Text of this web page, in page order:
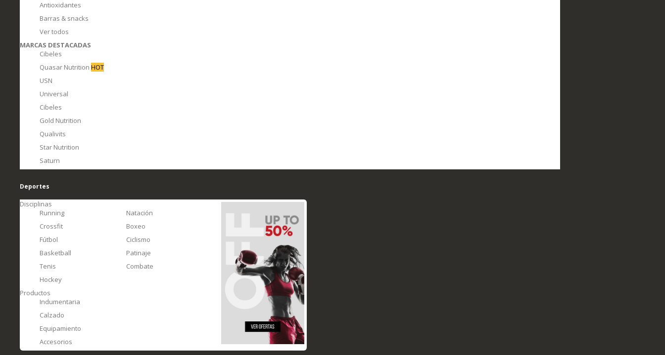
Antioxidantes
Barras & snacks
Ver todos
MARCAS DESTACADAS
Cibeles
Quasar Nutrition HOT
USN
Universal
Cibeles
Gold Nutrition
Qualivits
Star Nutrition
Saturn
Deportes
Disciplinas
Running
Crossfit
Fútbol
Basketball
Tenis
Hockey
Natación
Boxeo
Ciclismo
Patinaje
Combate
Productos
Indumentaria
Calzado
Equipamiento
Accesorios